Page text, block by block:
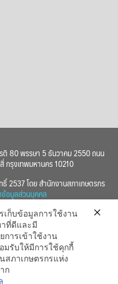
ติ 80 พรรษา 5 ธันวาคม 2550 ถนน
กรุงเทพมหานคร 10210
โดย สำนักงานสภาเกษตรกร
อมูลส่วนบุคคล
เก็บข้อมูลการใช้งาน
าที่ดีและมี
ารเข้าใช้งาน
มรับให้มีการใช้คุกกี้
สภาเกษตรกรแห่ง
ก